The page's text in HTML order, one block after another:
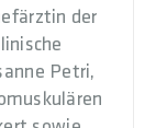
der
Petri,